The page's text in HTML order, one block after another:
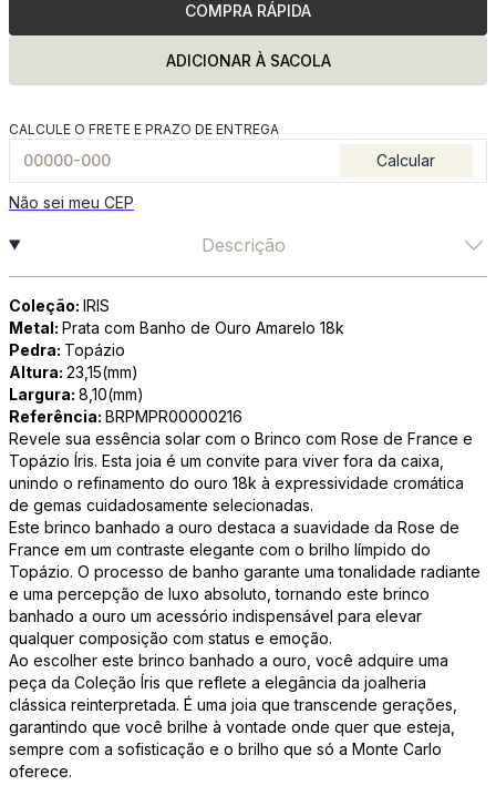
COMPRA RÁPIDA
ADICIONAR À SACOLA
CALCULE O FRETE E PRAZO DE ENTREGA
Calcular
Não sei meu CEP
Descrição
Coleção: IRIS
Metal: Prata com Banho de Ouro Amarelo 18k
Pedra: Topázio
Altura: 23,15(mm)
Largura: 8,10(mm)
Referência: BRPMPR00000216
Revele sua essência solar com o Brinco com Rose de France e
Topázio Íris. Esta joia é um convite para viver fora da caixa,
unindo o refinamento do ouro 18k à expressividade cromática
de gemas cuidadosamente selecionadas.
Este brinco banhado a ouro destaca a suavidade da Rose de
France em um contraste elegante com o brilho límpido do
Topázio. O processo de banho garante uma tonalidade radiante
e uma percepção de luxo absoluto, tornando este brinco
banhado a ouro um acessório indispensável para elevar
qualquer composição com status e emoção.
Ao escolher este brinco banhado a ouro, você adquire uma
peça da Coleção Íris que reflete a elegância da joalheria
clássica reinterpretada. É uma joia que transcende gerações,
garantindo que você brilhe à vontade onde quer que esteja,
sempre com a sofisticação e o brilho que só a Monte Carlo
oferece.